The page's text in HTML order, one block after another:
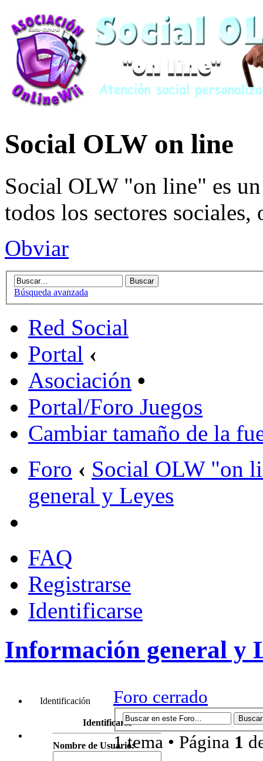
Social OLW on line
Social OLW "on line" es
todos los sectores sociales,
Obviar
Búsqueda avanzada
Red Social
Portal ‹
Asociación •
Portal/Foro Juegos
Cambiar tamaño de la
Foro ‹ Social OLW "on
general y Leyes
FAQ
Registrarse
Identificarse
Información general y
Identificación
Identificarse
Nombre de Usuario:
Foro cerrado
1 tema • Página 1